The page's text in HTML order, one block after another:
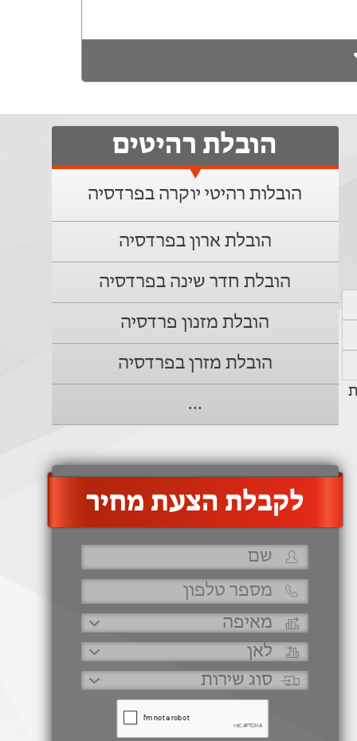
הובלת רהיטים
הובלות רהיטי יוקרה בפרדסיה
הובלת ארון בפרדסיה
הובלת חדר שינה בפרדסיה
הובלת מזנון פרדסיה
הובלת מזרן בפרדסיה
...
‫לקבלת הצעת מחיר